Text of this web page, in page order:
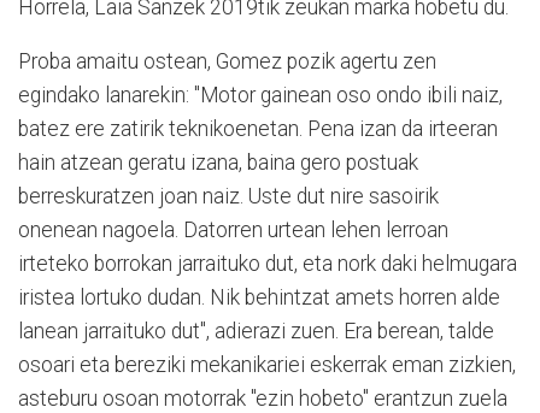
Horrela, Laia Sanzek 2019tik zeukan marka hobetu du.
Proba amaitu ostean, Gomez pozik agertu zen
egindako lanarekin: "Motor gainean oso ondo ibili naiz,
batez ere zatirik teknikoenetan. Pena izan da irteeran
hain atzean geratu izana, baina gero postuak
berreskuratzen joan naiz. Uste dut nire sasoirik
onenean nagoela. Datorren urtean lehen lerroan
irteteko borrokan jarraituko dut, eta nork daki helmugara
iristea lortuko dudan. Nik behintzat amets horren alde
lanean jarraituko dut", adierazi zuen. Era berean, talde
osoari eta bereziki mekanikariei eskerrak eman zizkien,
asteburu osoan motorrak "ezin hobeto" erantzun zuela